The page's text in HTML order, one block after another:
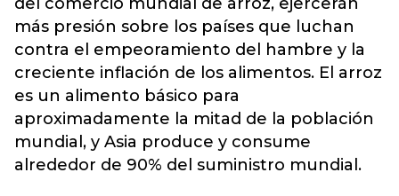
más presión sobre los países que luchan
contra el empeoramiento del hambre y la
creciente inflación de los alimentos. El arroz
es un alimento básico para
aproximadamente la mitad de la población
mundial, y Asia produce y consume
alrededor de 90% del suministro mundial.